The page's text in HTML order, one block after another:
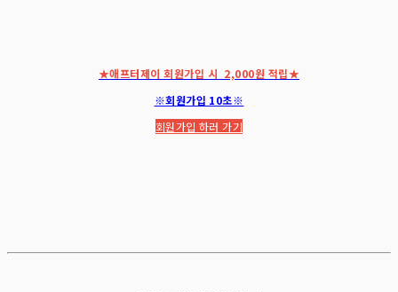
★애프터제이 회원가입 시 2,000원 적립★
※회원가입 10초※
회원가입 하러 가기